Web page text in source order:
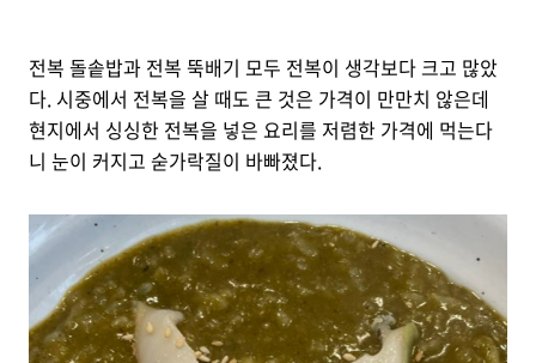
전복 돌솥밥과 전복 뚝배기 모두 전복이 생각보다 크고 많았
다. 시중에서 전복을 살 때도 큰 것은 가격이 만만치 않은데
현지에서 싱싱한 전복을 넣은 요리를 저렴한 가격에 먹는다
니 눈이 커지고 숟가락질이 바빠졌다.